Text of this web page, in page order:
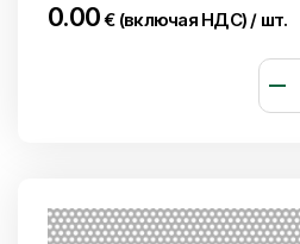
0.00€ (включая НДС) / шт.